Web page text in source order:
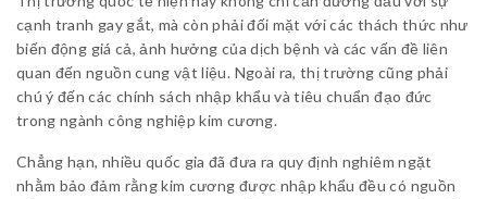
cạnh tranh gay gắt, mà còn phải đối mặt với các thách thức như
biến động giá cả, ảnh hưởng của dịch bệnh và các vấn đề liên
quan đến nguồn cung vật liệu. Ngoài ra, thị trường cũng phải
chú ý đến các chính sách nhập khẩu và tiêu chuẩn đạo đức
trong ngành công nghiệp kim cương.
Chẳng hạn, nhiều quốc gia đã đưa ra quy định nghiêm ngặt
nhằm bảo đảm rằng kim cương được nhập khẩu đều có nguồn